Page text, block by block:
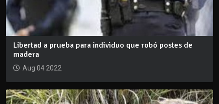
Libertad a prueba para individuo que robó postes de
madera
Aug 04 2022